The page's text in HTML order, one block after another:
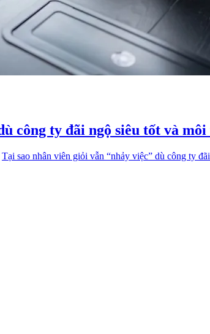
công ty đãi ngộ siêu tốt và
Tại sao nhân viên giỏi vẫn “nhảy việc” dù công ty